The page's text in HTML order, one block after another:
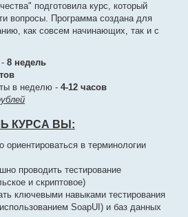
подготовила курс, который
вопросы. Программа создана для
как совсем начинающих, так и с
8 недель
в неделю - 4-12 часов
КУРСА ВЫ:
ориентироваться в терминологии
проводить тестирование
и скриптовое)
ключевыми навыками тестирования
SoapUI) и баз данных